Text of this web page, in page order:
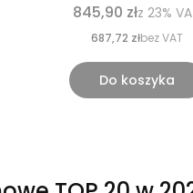
845,90 złz 23%
687,72 złbez VAT
Do koszyka